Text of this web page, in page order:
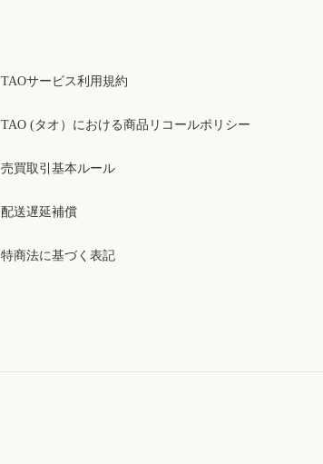
TAOサービス利用規約
TAO (タオ）における商品リコールポリシー
売買取引基本ルール
配送遅延補償
特商法に基づく表記